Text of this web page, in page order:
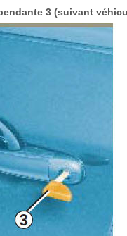
3 (suivant